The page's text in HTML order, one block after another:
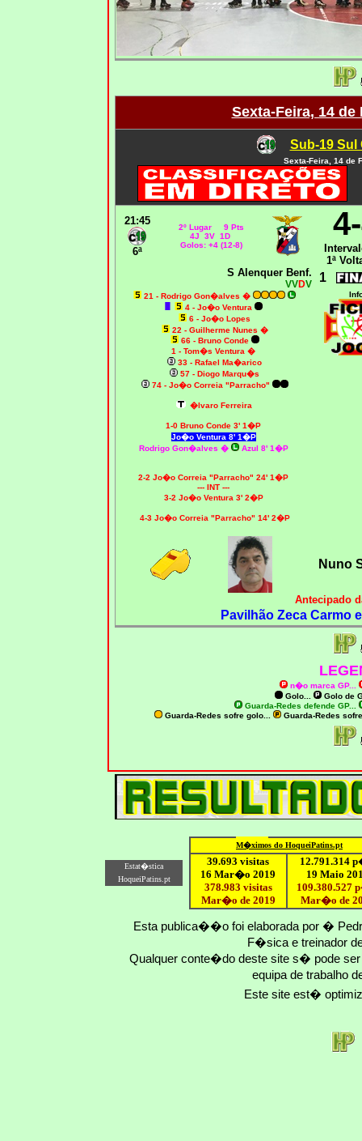
Sexta-Feira, 14 de
Sub-19 Sul
Sexta-Feira, 14 de
21:45
6ª
2º Lugar 9 Pts
4J 3V 1D
Golos: +4 (12-8)
1ª
S Alenquer Benf.
VVDV 1
21 - Rodrigo Gon�alves �
4 - Jo�o Ventura
6 - Jo�o Lopes
22 - Guilherme Nunes �
66 - Bruno Conde
1 - Tom�s Ventura �
33 - Rafael Ma�arico
57 - Diogo Marqu�s
74 - Jo�o Correia "Parracho"
�lvaro Ferreira
1-0 Bruno Conde 3' 1�P
Jo�o Ventura 8' 1�P
Rodrigo Gon�alves � Azul 8' 1�P
2-2 Jo�o Correia "Parracho" 24' 1�P
--- INT ---
3-2 Jo�o Ventura 3' 2�P
4-3 Jo�o Correia "Parracho" 14' 2�P
Nuno
Antecipado
Pavilhão Zeca Carmo
n�o marca GP...
Golo...
Golo de
Guarda-Redes defende GP...
Guarda-Redes sofre golo...
Guarda-Redes
Estat�stica
HoqueiPatins.pt
M�ximos do HoqueiPatins.pt
39.693 visitas
16 Mar�o 2019
378.983 visitas
Mar�o de 2019
12.791.314
19 Maio
109.380.527
Mar�o de
Esta publica��o foi elaborada por �
F�sica e treinador
Qualquer conte�do deste site s� pode
equipa de trabalho
Este site est�